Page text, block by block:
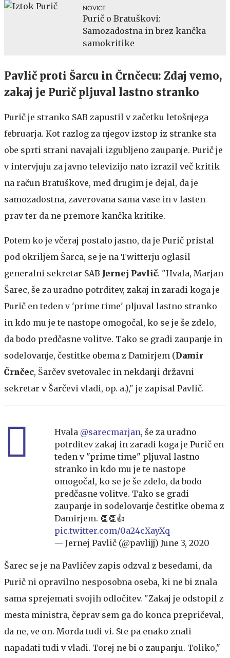
NOVICE
Purič o Bratuškovi:
Samozadostna in brez kančka
samokritike
Pavlič proti Šarcu in Črnčecu: Zdaj vemo,
zakaj je Purič pljuval lastno stranko
Purič je stranko SAB zapustil v začetku letošnjega
februarja. Kot razlog za njegov izstop iz stranke sta
obe sprti strani navajali izgubljeno zaupanje. Purič je
v intervjuju za javno televizijo nato izrazil več kritik
na račun Bratuškove, med drugim je dejal, da je
samozadostna, zaverovana sama vase in v lasten
prav ter da ne premore kančka kritike.
Potem ko je včeraj postalo jasno, da je Purič pristal
pod okriljem Šarca, se je na Twitterju oglasil
generalni sekretar SAB Jernej Pavlič. "Hvala, Marjan
Šarec, še za uradno potrditev, zakaj in zaradi koga je
Purič en teden v 'prime time' pljuval lastno stranko
in kdo mu je te nastope omogočal, ko se je še zdelo,
da bodo predčasne volitve. Tako se gradi zaupanje in
sodelovanje, čestitke obema z Damirjem (Damir
Črnčec, Šarčev svetovalec in nekdanji državni
sekretar v Šarčevi vladi, op. a.)," je zapisal Pavlič.
Hvala @sarecmarjan, še za uradno
potrditev zakaj in zaradi koga je Purič en
teden v "prime time" pljuval lastno
stranko in kdo mu je te nastope
omogočal, ko se je še zdelo, da bodo
predčasne volitve. Tako se gradi
zaupanje in sodelovanje čestitke obema z
Damirjem. 👏👏👍
pic.twitter.com/0a24cXayXq
— Jernej Pavlič (@pavlijj) June 3, 2020
Šarec se je na Pavličev zapis odzval z besedami, da
Purič ni opravilno nesposobna oseba, ki ne bi znala
sama sprejemati svojih odločitev. "Zakaj je odstopil z
mesta ministra, čeprav sem ga do konca prepričeval,
da ne, ve on. Morda tudi vi. Ste pa enako znali
napadati tudi v vladi. Torej ne bi o zaupanju. Toliko,"